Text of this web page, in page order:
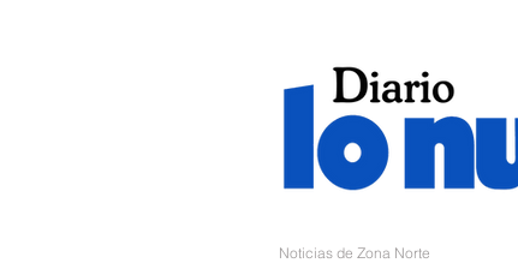
Noticias de Zona Norte